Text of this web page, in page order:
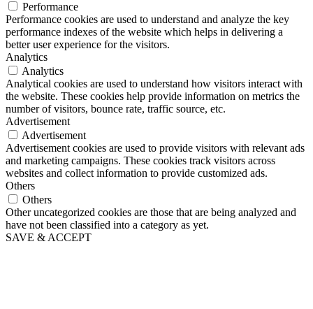
Performance
Performance cookies are used to understand and analyze the key
performance indexes of the website which helps in delivering a
better user experience for the visitors.
Analytics
Analytics
Analytical cookies are used to understand how visitors interact with
the website. These cookies help provide information on metrics the
number of visitors, bounce rate, traffic source, etc.
Advertisement
Advertisement
Advertisement cookies are used to provide visitors with relevant ads
and marketing campaigns. These cookies track visitors across
websites and collect information to provide customized ads.
Others
Others
Other uncategorized cookies are those that are being analyzed and
have not been classified into a category as yet.
SAVE & ACCEPT